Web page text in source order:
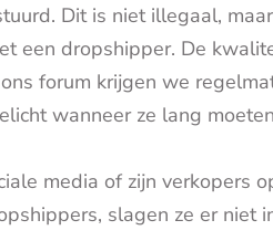
Dit is niet illegaal,
een dropshipper. De
forum krijgen we
wanneer ze lang
media of zijn verkopers
slagen ze er niet